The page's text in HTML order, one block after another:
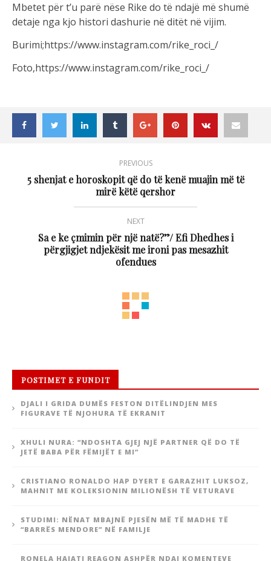
Mbetet për t’u parë nëse Rike do të ndajë më shumë
detaje nga kjo histori dashurie në ditët në vijim.
Burimi;https://www.instagram.com/rike_roci_/
Foto,https://www.instagram.com/rike_roci_/
PREVIOUS
5 shenjat e horoskopit që do të kenë muajin më të
mirë këtë qershor
NEXT
Sa e ke çmimin për një natë?”/ Efi Dhedhes i
përgjigjet ndjekësit me ironi pas mesazhit
ofendues
POSTIMET E FUNDIT
DJALI I GRIDA DUMËS FESTON DITËLINDJEN MES
FIGURAVE TË NJOHURA TË EKRANIT
XHULI NURA: “NDOSHTA GJEJ NJË PARTNER QË DO TË
JETË BABA PËR FËMIJËT E MI”
CRISTIANO RONALDO HAP DYERT E GARAZHIT LUKSOZ,
MAHNIT ME KOLEKSIONIN MILIONËSH TË VETURAVE
STUDIMI: NËNAT MBAJNË PJESËN MË TË MADHE TË
“BARRËS MENDORE” NË FAMILJE
RONELA HAJATI REAGON ASHPËR NDAJ KOMENTEVE